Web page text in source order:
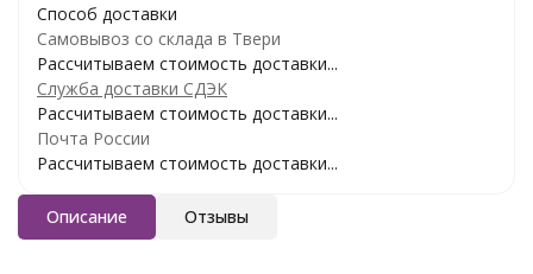
Способ доставки
Самовывоз со склада в Твери
Рассчитываем стоимость доставки...
Служба доставки СДЭК
Рассчитываем стоимость доставки...
Почта России
Рассчитываем стоимость доставки...
Описание Отзывы